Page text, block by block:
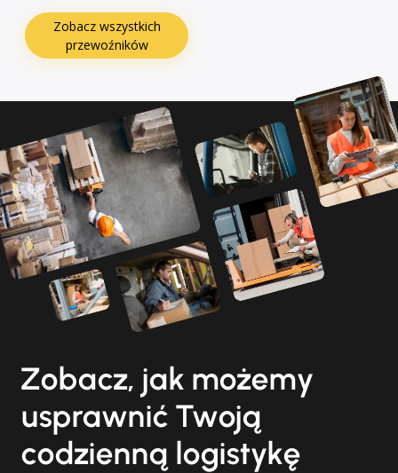
Zobacz wszystkich
przewoźników
Zobacz, jak możemy
usprawnić Twoją
codzienną logistykę